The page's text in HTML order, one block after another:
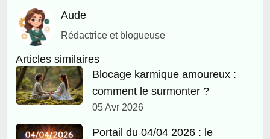
Aude
Rédactrice et blogueuse
Articles similaires
Blocage karmique amoureux :
comment le surmonter ?
05 Avr 2026
Portail du 04/04 2026 : le